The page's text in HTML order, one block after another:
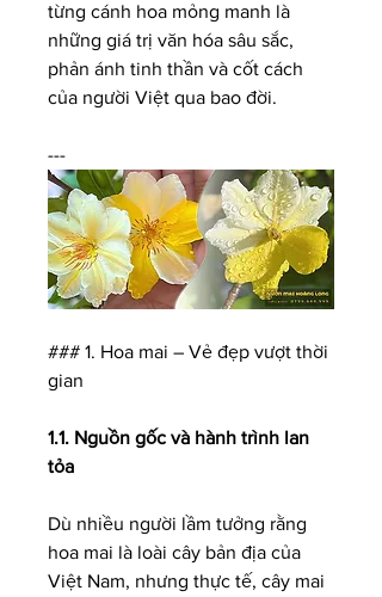
từng cánh hoa mỏng manh là
những giá trị văn hóa sâu sắc,
phản ánh tinh thần và cốt cách
của người Việt qua bao đời.
---
### 1. Hoa mai – Vẻ đẹp vượt thời
gian
1.1. Nguồn gốc và hành trình lan
tỏa
Dù nhiều người lầm tưởng rằng
hoa mai là loài cây bản địa của
Việt Nam, nhưng thực tế, cây mai